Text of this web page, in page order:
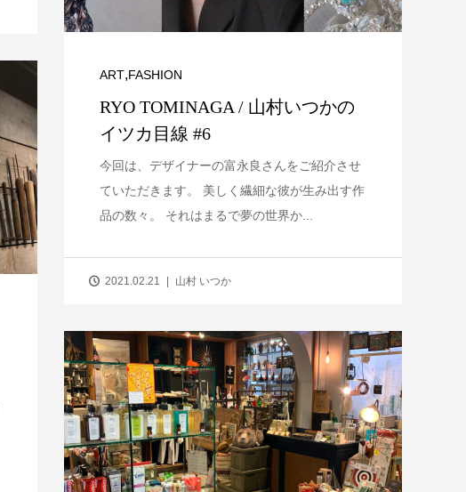
ART,FASHION
RYO TOMINAGA / 山村いつかの
イツカ目線 #6
今回は、デザイナーの富永良さんをご紹介させ
ていただきます。 美しく繊細な彼が生み出す作
品の数々。 それはまるで夢の世界か...
2021.02.21 山村 いつか